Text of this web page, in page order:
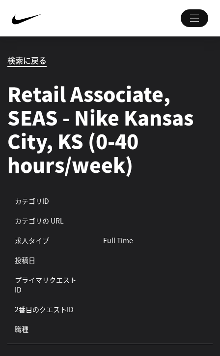
検索に戻る
Retail Associate,
SEAS - Nike Kansas
City, KS (0-40
hours/week)
カテゴリID
カテゴリの URL
求人タイプ
Full Time
投稿日
プライマリクエスト
ID
2番目のクエストID
職種